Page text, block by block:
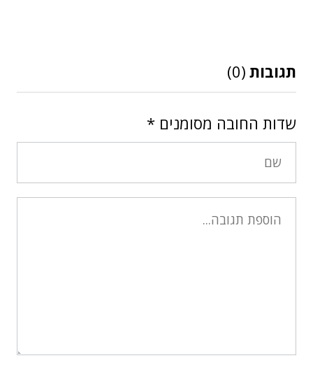
תגובות (0)
שדות החובה מסומנים *